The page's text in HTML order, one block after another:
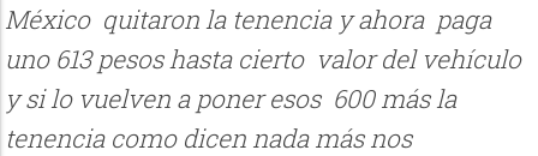
México quitaron la tenencia y ahora paga
uno 613 pesos hasta cierto valor del vehículo
y si lo vuelven a poner esos 600 más la
tenencia como dicen nada más nos